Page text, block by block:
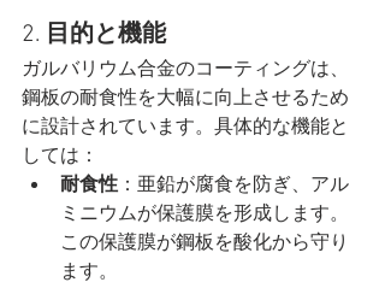
2. 目的と機能
ガルバリウム合金のコーティングは、
鋼板の耐食性を大幅に向上させるため
に設計されています。具体的な機能と
しては：
耐食性 ：亜鉛が腐食を防ぎ、アル
ミニウムが保護膜を形成します。
この保護膜が鋼板を酸化から守り
ます。